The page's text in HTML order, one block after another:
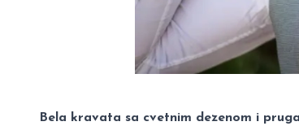
Bela kravata sa cvetnim dezenom i